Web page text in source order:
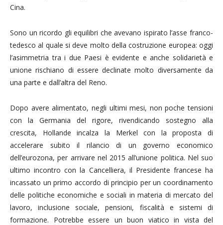
Cina.
Sono un ricordo gli equilibri che avevano ispirato l’asse franco-
tedesco al quale si deve molto della costruzione europea: oggi
l’asimmetria tra i due Paesi è evidente e anche solidarietà e
unione rischiano di essere declinate molto diversamente da
una parte e dall’altra del Reno.
Dopo avere alimentato, negli ultimi mesi, non poche tensioni
con la Germania del rigore, rivendicando sostegno alla
crescita, Hollande incalza la Merkel con la proposta di
accelerare subito il rilancio di un governo economico
dell’eurozona, per arrivare nel 2015 all’unione politica. Nel suo
ultimo incontro con la Cancelliera, il Presidente francese ha
incassato un primo accordo di principio per un coordinamento
delle politiche economiche e sociali in materia di mercato del
lavoro, inclusione sociale, pensioni, fiscalità e sistemi di
formazione. Potrebbe essere un buon viatico in vista del